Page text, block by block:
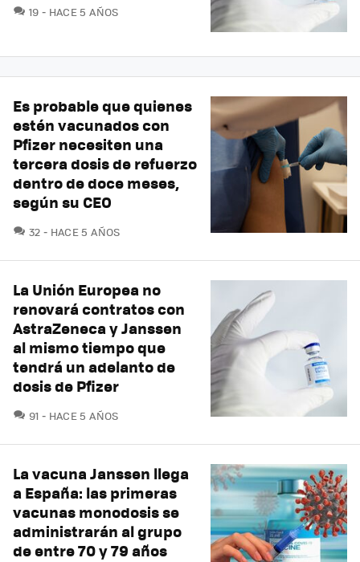
19 COMENTARIOS
HACE 5 AÑOS
Es probable que quienes
estén vacunados con
Pfizer necesiten una
tercera dosis de refuerzo
dentro de doce meses,
según su CEO
32 COMENTARIOS
HACE 5 AÑOS
La Unión Europea no
renovará contratos con
AstraZeneca y Janssen
al mismo tiempo que
tendrá un adelanto de
dosis de Pfizer
91 COMENTARIOS
HACE 5 AÑOS
La vacuna Janssen llega
a España: las primeras
vacunas monodosis se
administrarán al grupo
de entre 70 y 79 años